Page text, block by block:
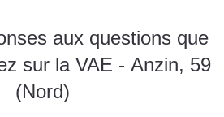
aux questions que
sur la VAE - Anzin, 59
(Nord)